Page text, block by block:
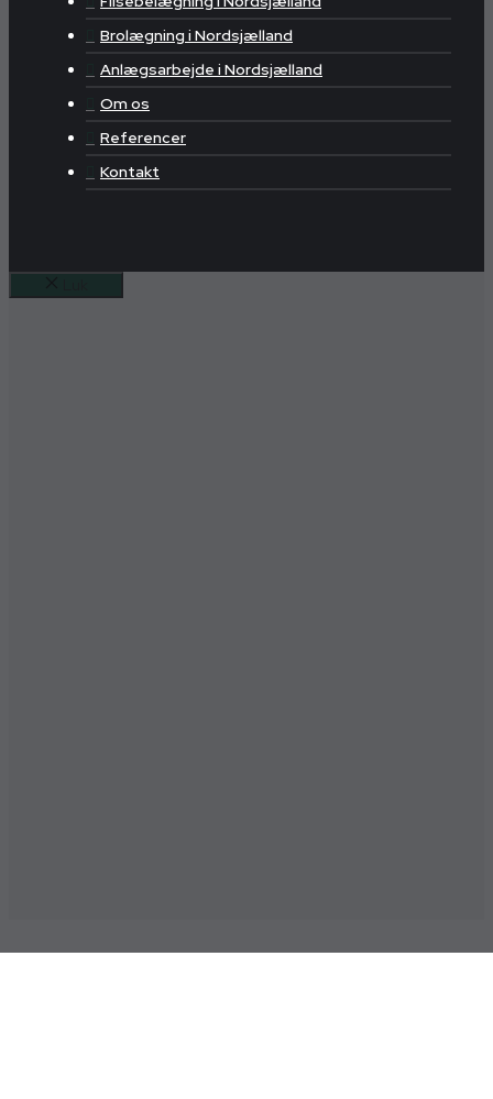
Brolægning i Nordsjælland
Anlægsarbejde i Nordsjælland
Om os
Referencer
Kontakt